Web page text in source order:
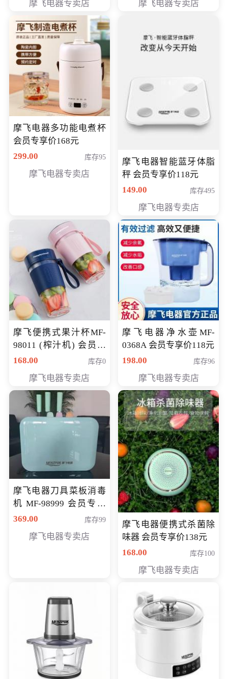
摩飞电器专卖店 摩飞电器专卖店
摩飞电器多功能电煮杯
会员专享价168元
299.00
库存95
摩飞电器专卖店
摩飞电器智能蓝牙体脂
秤 会员专享价118元
149.00
库存495
摩飞电器专卖店
摩飞便携式果汁杯MF-
98011 (榨汁机) 会员专
享价138元
168.00 库存0
摩飞电器专卖店
摩飞电器净水壶MF-
0368A 会员专享价118元
198.00
库存96
摩飞电器专卖店
摩飞电器刀具菜板消毒
机 MF-98999 会员专享
价286元
369.00 库存99
摩飞电器专卖店
摩飞电器便携式杀菌除
味器 会员专享价138元
168.00
库存100
摩飞电器专卖店